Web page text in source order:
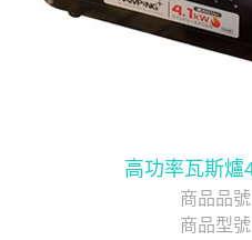
高功率瓦斯爐
商品品號
商品型號